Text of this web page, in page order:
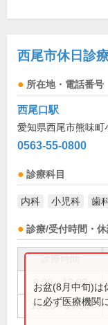
西尾市休日診
所在地・電話番号
西尾口駅
愛知県西尾市熊味町
0563-55-0800
診療科目
内科 小児科 歯
診療/受付時間・休
9:00～12:00
13:00～17:00
お盆(8月中旬)は
に必ず医療機関